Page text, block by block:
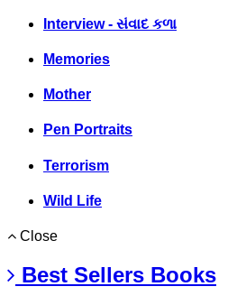
Interview - સંવાદ કળા
Memories
Mother
Pen Portraits
Terrorism
Wild Life
Close
Best Sellers Books